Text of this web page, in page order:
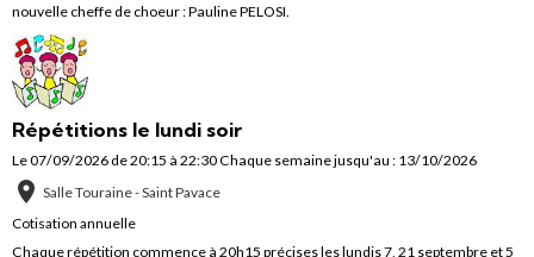
nouvelle cheffe de choeur : Pauline PELOSI.
Répétitions le lundi soir
Le 07/09/2026de 20:15 à 22:30Chaque semaine jusqu'au : 13/10/2026
Salle Touraine - Saint Pavace
Cotisation annuelle
Chaque répétition commence à 20h15 précises les lundis 7, 21 septembre et 5